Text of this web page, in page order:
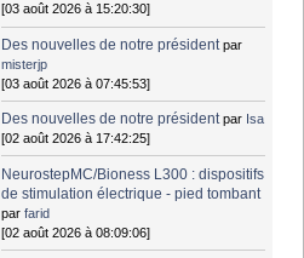
[03 août 2026 à 15:20:30]
Des nouvelles de notre président par
misterjp
[03 août 2026 à 07:45:53]
Des nouvelles de notre président par Isa
[02 août 2026 à 17:42:25]
NeurostepMC/Bioness L300 : dispositifs
de stimulation électrique - pied tombant
parfarid
[02 août 2026 à 08:09:06]